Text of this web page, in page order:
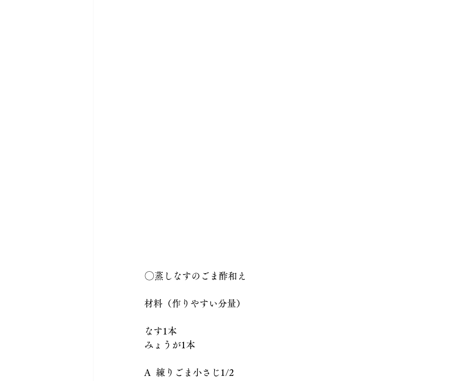
〇蒸しなすのごま酢和え
材料（作りやすい分量）
なす1本
みょうが1本
A  練りごま小さじ1/2